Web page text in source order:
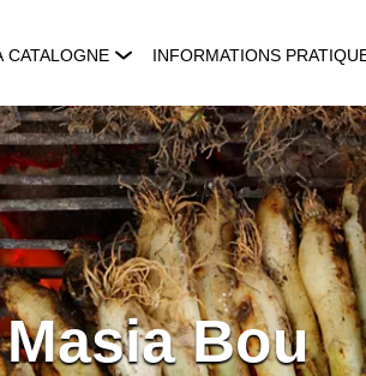
CATALOGNE INFORMATIONS
Masia Bou